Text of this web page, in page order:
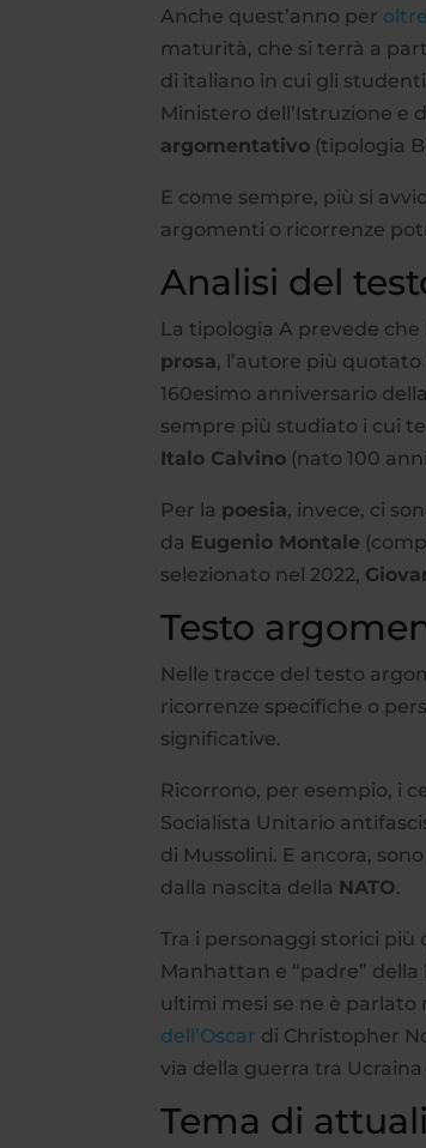
Anche quest’anno per
maturità, che si terrà a
di italiano in cui gli
Ministero dell’Istruzione e
argomentativo (tipologia
E come sempre, più si
argomenti o ricorrenze
Analisi del
La tipologia A prevede
prosa, l’autore più quotato
160esimo anniversario
sempre più studiato i cui
Italo Calvino (nato 100
Per la poesia, invece, ci
da Eugenio Montale
selezionato nel 2022,
Testo
Nelle tracce del testo
ricorrenze specifiche o
significative.
Ricorrono, per esempio, i
Socialista Unitario
di Mussolini. E ancora,
dalla nascita della NATO.
Tra i personaggi storici
Manhattan e “padre”
ultimi mesi se ne è parlato
dell’Oscar di Christopher
via della guerra tra Ucraina
Tema di